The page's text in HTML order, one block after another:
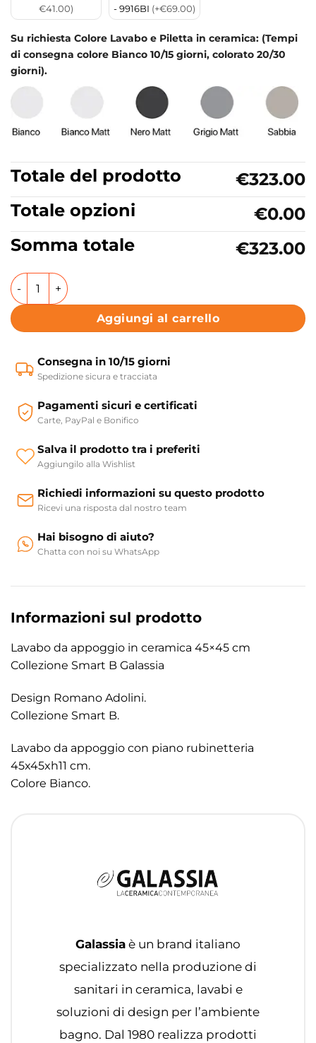
€41.00)
- 9916BI (+€69.00)
Su richiesta Colore Lavabo e Piletta in ceramica: (Tempi
di consegna colore Bianco 10/15 giorni, colorato 20/30
giorni).
Totale del prodotto
€323.00
Totale opzioni
€0.00
Somma totale
€323.00
Lavabo da appoggio in ceramica 45x45 cm Collezione
Aggiungi al carrello
Consegna in 10/15 giorni
Spedizione sicura e tracciata
Pagamenti sicuri e certificati
Carte, PayPal e Bonifico
Salva il prodotto tra i preferiti
Aggiungilo alla Wishlist
Richiedi informazioni su questo prodotto
Ricevi una risposta dal nostro team
Hai bisogno di aiuto?
Chatta con noi su WhatsApp
Informazioni sul prodotto
Lavabo da appoggio in ceramica 45×45 cm
Collezione Smart B Galassia
Design Romano Adolini.
Collezione Smart B.
Lavabo da appoggio con piano rubinetteria
45x45xh11 cm.
Colore Bianco.
Galassia è un brand italiano
specializzato nella produzione di
sanitari in ceramica, lavabi e
soluzioni di design per l’ambiente
bagno. Dal 1980 realizza prodotti